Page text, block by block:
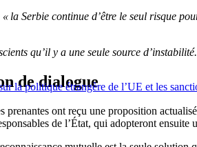
« la Serbie continue d’être le seul risque
qu’il y a une seule source
la politique étrangère de l’UE et les
de dialogue
prenantes ont reçu une proposition
de l’État, qui adopteront